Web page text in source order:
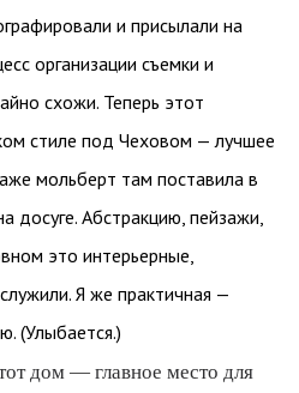
и присылали на
организации съемки и
схожи. Теперь этот
стиле под Чеховом — лучшее
мольберт там поставила в
досуге. Абстракцию, пейзажи,
это интерьерные,
Я же практичная —
(Улыбается.)
дом — главное место для